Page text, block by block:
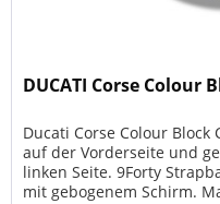
DUCATI Corse Colour
Ducati Corse Colour
auf der Vorderseite und
linken Seite. 9Forty
mit gebogenem Schirm.